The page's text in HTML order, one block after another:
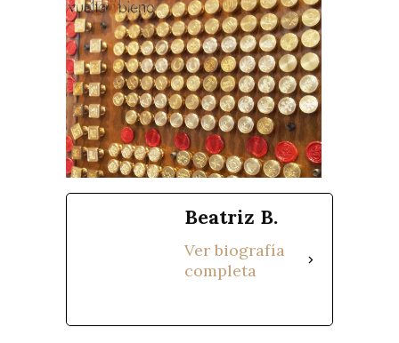
Beatriz B.
Ver biografía
completa